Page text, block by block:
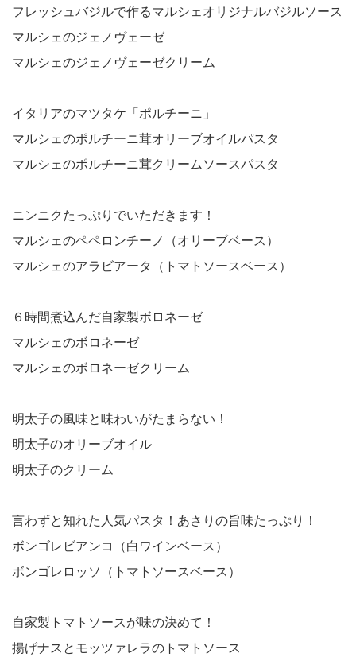
フレッシュバジルで作るマルシェオリジナルバジルソース
マルシェのジェノヴェーゼ
マルシェのジェノヴェーゼクリーム
イタリアのマツタケ「ポルチーニ」
マルシェのポルチーニ茸オリーブオイルパスタ
マルシェのポルチーニ茸クリームソースパスタ
ニンニクたっぷりでいただきます！
マルシェのペペロンチーノ（オリーブベース）
マルシェのアラビアータ（トマトソースベース）
６時間煮込んだ自家製ボロネーゼ
マルシェのボロネーゼ
マルシェのボロネーゼクリーム
明太子の風味と味わいがたまらない！
明太子のオリーブオイル
明太子のクリーム
言わずと知れた人気パスタ！あさりの旨味たっぷり！
ボンゴレビアンコ（白ワインベース）
ボンゴレロッソ（トマトソースベース）
自家製トマトソースが味の決めて！
揚げナスとモッツァレラのトマトソース